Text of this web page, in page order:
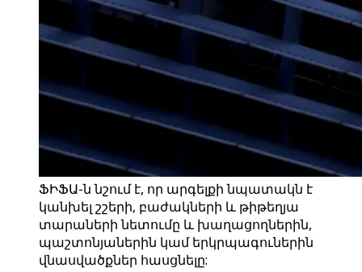
ՖԻՖԱ-ն նշում է, որ արգելքի նպատակն է
կանխել շշերի, բաժակների և թիթեղյա
տարաների նետումը և խաղացողներին,
պաշտոնյաներին կամ երկրպագուներին
վնասվածքներ հասցնելը: